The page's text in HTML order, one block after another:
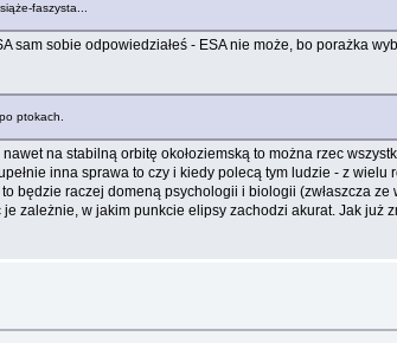
faszysta...
sobie odpowiedziałeś - ESA nie może, bo porażka
ptokach.
na stabilną orbitę okołoziemską to można rzec
inna sprawa to czy i kiedy polecą tym ludzie - z
raczej domeną psychologii i biologii (zwłaszcza
zależnie, w jakim punkcie elipsy zachodzi akurat. Jak już